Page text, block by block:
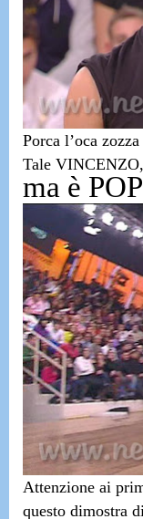
Porca l’oca
Tale
ma è
Attenzione ai
questo dimostra